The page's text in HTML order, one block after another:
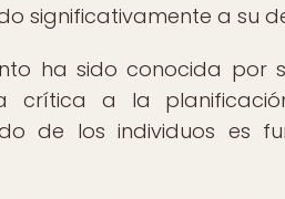
significativamente a su
ha sido conocida por
crítica a la
de los individuos es